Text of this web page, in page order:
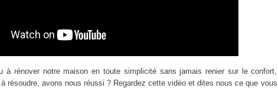
à rénover notre maison en toute simplicité sans jamais renier sur le confort,
résoudre, avons nous réussi ? Regardez cette vidéo et dites nous ce que vous